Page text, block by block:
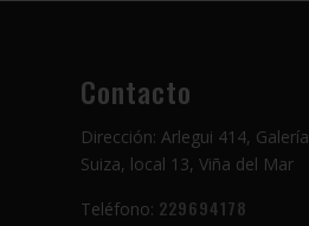
Contacto
Dirección: Arlegui 414, Galería
Suiza, local 13, Viña del Mar
Teléfono: 229694178